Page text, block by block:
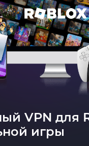
VPN для
игры